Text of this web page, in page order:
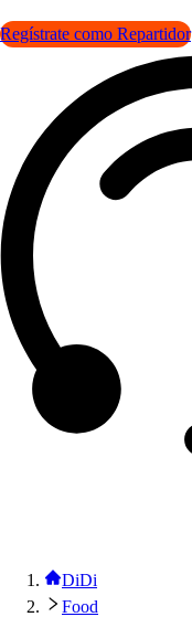
Regístrate como Repartidor
DiDi
Food